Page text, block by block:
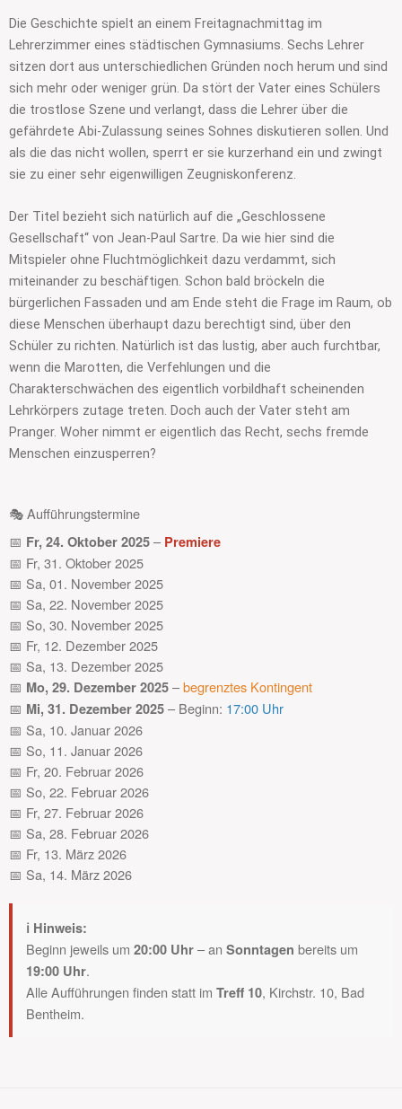
Die Geschichte spielt an einem Freitagnachmittag im
Lehrerzimmer eines städtischen Gymnasiums. Sechs Lehrer
sitzen dort aus unterschiedlichen Gründen noch herum und sind
sich mehr oder weniger grün. Da stört der Vater eines Schülers
die trostlose Szene und verlangt, dass die Lehrer über die
gefährdete Abi-Zulassung seines Sohnes diskutieren sollen. Und
als die das nicht wollen, sperrt er sie kurzerhand ein und zwingt
sie zu einer sehr eigenwilligen Zeugniskonferenz.
Der Titel bezieht sich natürlich auf die „Geschlossene
Gesellschaft“ von Jean-Paul Sartre. Da wie hier sind die
Mitspieler ohne Fluchtmöglichkeit dazu verdammt, sich
miteinander zu beschäftigen. Schon bald bröckeln die
bürgerlichen Fassaden und am Ende steht die Frage im Raum, ob
diese Menschen überhaupt dazu berechtigt sind, über den
Schüler zu richten. Natürlich ist das lustig, aber auch furchtbar,
wenn die Marotten, die Verfehlungen und die
Charakterschwächen des eigentlich vorbildhaft scheinenden
Lehrkörpers zutage treten. Doch auch der Vater steht am
Pranger. Woher nimmt er eigentlich das Recht, sechs fremde
Menschen einzusperren?
🎭 Aufführungstermine
📅 Fr, 24. Oktober 2025 – Premiere
📅 Fr, 31. Oktober 2025
📅 Sa, 01. November 2025
📅 Sa, 22. November 2025
📅 So, 30. November 2025
📅 Fr, 12. Dezember 2025
📅 Sa, 13. Dezember 2025
📅 Mo, 29. Dezember 2025 –begrenztes Kontingent
📅 Mi, 31. Dezember 2025 – Beginn: 17:00 Uhr
📅 Sa, 10. Januar 2026
📅 So, 11. Januar 2026
📅 Fr, 20. Februar 2026
📅 So, 22. Februar 2026
📅 Fr, 27. Februar 2026
📅 Sa, 28. Februar 2026
📅 Fr, 13. März 2026
📅 Sa, 14. März 2026
ℹ️ Hinweis:
Beginn jeweils um 20:00 Uhr– an Sonntagen bereits um
19:00 Uhr.
Alle Aufführungen finden statt im Treff 10, Kirchstr. 10, Bad
Bentheim.